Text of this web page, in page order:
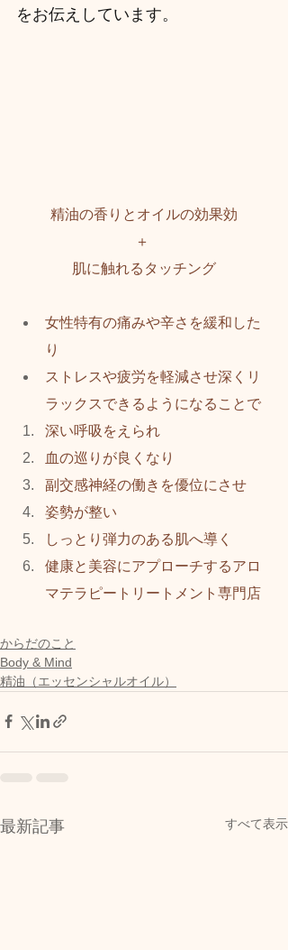
をお伝えしています。
精油の香りとオイルの効果効
＋
肌に触れるタッチング
女性特有の痛みや辛さを緩和した
り
ストレスや疲労を軽減させ深くリ
ラックスできるようになることで
深い呼吸をえられ
血の巡りが良くなり
副交感神経の働きを優位にさせ
姿勢が整い
しっとり弾力のある肌へ導く
健康と美容にアプローチするアロ
マテラピートリートメント専門店
からだのこと
Body & Mind
精油（エッセンシャルオイル）
最新記事 すべて表示